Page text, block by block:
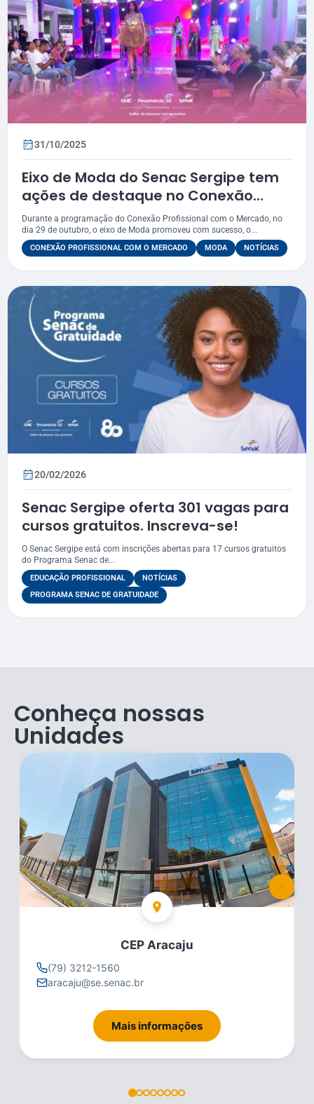
31/10/2025
Eixo de Moda do Senac Sergipe tem
ações de destaque no Conexão
Profissional com o Mercado
Durante a programação do Conexão Profissional com o Mercado, no
dia 29 de outubro, o eixo de Moda promoveu com sucesso, o...
CONEXÃO PROFISSIONAL COM O MERCADO MODA NOTÍCIAS
20/02/2026
Senac Sergipe oferta 301 vagas para
cursos gratuitos. Inscreva-se!
O Senac Sergipe está com inscrições abertas para 17 cursos gratuitos
do Programa Senac de...
EDUCAÇÃO PROFISSIONAL
NOTÍCIAS
PROGRAMA SENAC DE GRATUIDADE
Conheça nossas
Unidades
CEP Aracaju
(79) 3212-1560
aracaju@se.senac.br
Mais informações